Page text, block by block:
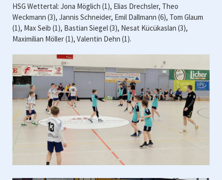
HSG Wettertal: Jona Möglich (1), Elias Drechsler, Theo
Weckmann (3), Jannis Schneider, Emil Dallmann (6), Tom Glaum
(1), Max Seib (1), Bastian Siegel (3), Nesat Kücükaslan (3),
Maximilian Möller (1), Valentin Dehn (1).